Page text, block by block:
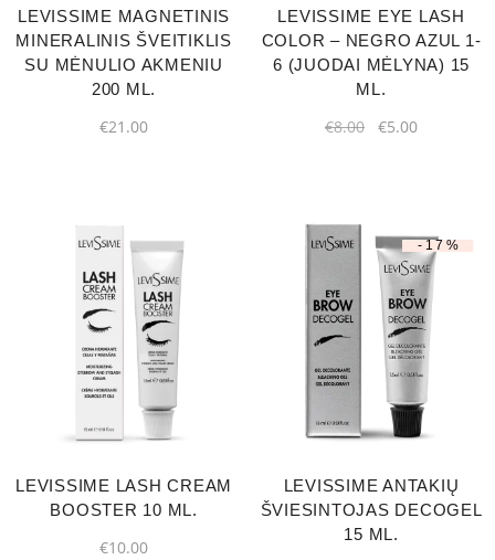
LEVISSIME MAGNETINIS
MINERALINIS ŠVEITIKLIS
SU MĖNULIO AKMENIU
200 ML.
€21.00
LEVISSIME EYE LASH
COLOR – NEGRO AZUL 1-
6 (JUODAI MĖLYNA) 15
ML.
€8.00 €5.00
LEVISSIME LASH CREAM
BOOSTER 10 ML.
€10.00
-17%
LEVISSIME ANTAKIŲ
ŠVIESINTOJAS DECOGEL
15 ML.